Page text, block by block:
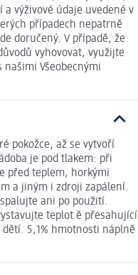
výživové údaje uvedené v
případech nepatrně
doručený. V případě, že
vyhovovat, využijte
Všeobecnými
pokožce, až se vytvoří
je pod tlakem: při
před teplem, horkými
a jiným i zdroji zapálení.
ani po použití.
teplot ě přesahující
dětí. 5,1% hmotnosti náplně